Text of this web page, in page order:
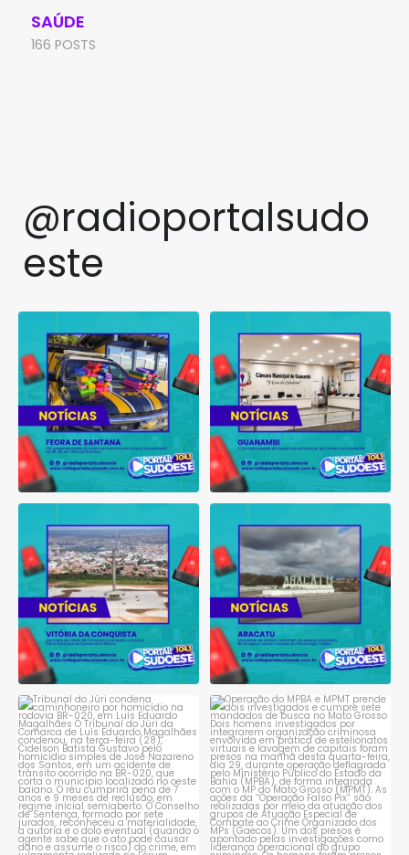
SAÚDE
166 POSTS
@radioportalsudo
este
de maconha em ônibus
1 0
suspensão de licitação da
1 0
Conquista é obrigado a
1 0
reclamam de quedas
constantes...
1
Tribunal do Júri condena
caminhoneiro por...
1 0
Operação do MPBA e MPMT
prende dois investigados e...
1 0